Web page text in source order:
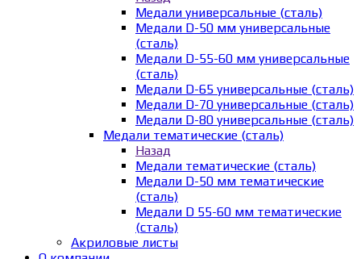
Медали универсальные (сталь)
Медали D-50 мм универсальные
(сталь)
Медали D-55-60 мм универсальные
(сталь)
Медали D-65 универсальные (сталь)
Медали D-70 универсальные (сталь)
Медали D-80 универсальные (сталь)
Медали тематические (сталь)
Назад
Медали тематические (сталь)
Медали D-50 мм тематические
(сталь)
Медали D 55-60 мм тематические
(сталь)
Акриловые листы